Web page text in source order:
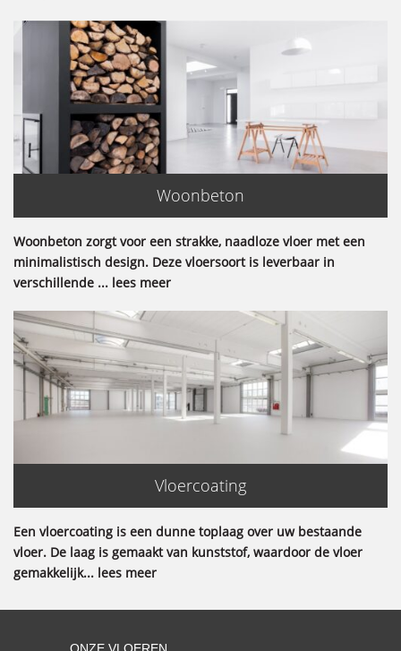
Woonbeton
Woonbeton zorgt voor een strakke, naadloze vloer met een
minimalistisch design. Deze vloersoort is leverbaar in
verschillende ... lees meer
Vloercoating
Een vloercoating is een dunne toplaag over uw bestaande
vloer. De laag is gemaakt van kunststof, waardoor de vloer
gemakkelijk... lees meer